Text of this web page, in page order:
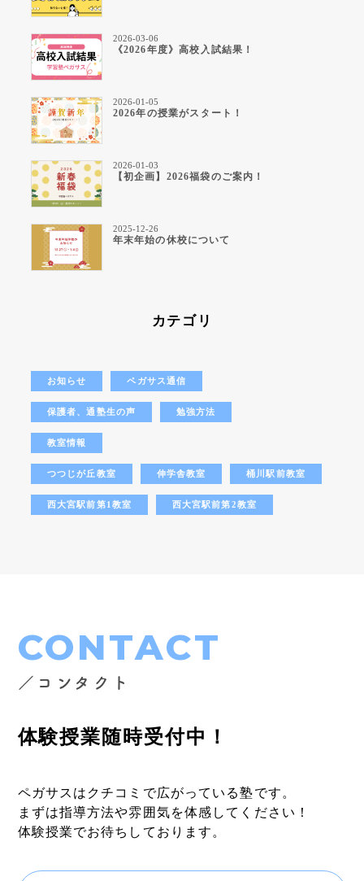
《2026年度》高校入試結果！
2026-03-06
2026年の授業がスタート！
2026-01-05
【初企画】2026福袋のご案内！
2026-01-03
年末年始の休校について
2025-12-26
カテゴリ
お知らせ ペガサス通信
保護者、通塾生の声 勉強方法
教室情報
つつじが丘教室 伸学舎教室 桶川駅前教室
西大宮駅前第1教室 西大宮駅前第2教室
CONTACT
／コンタクト
体験授業随時受付中！
ペガサスはクチコミで広がっている塾です。
まずは指導方法や雰囲気を体感してください！
体験授業でお待ちしております。